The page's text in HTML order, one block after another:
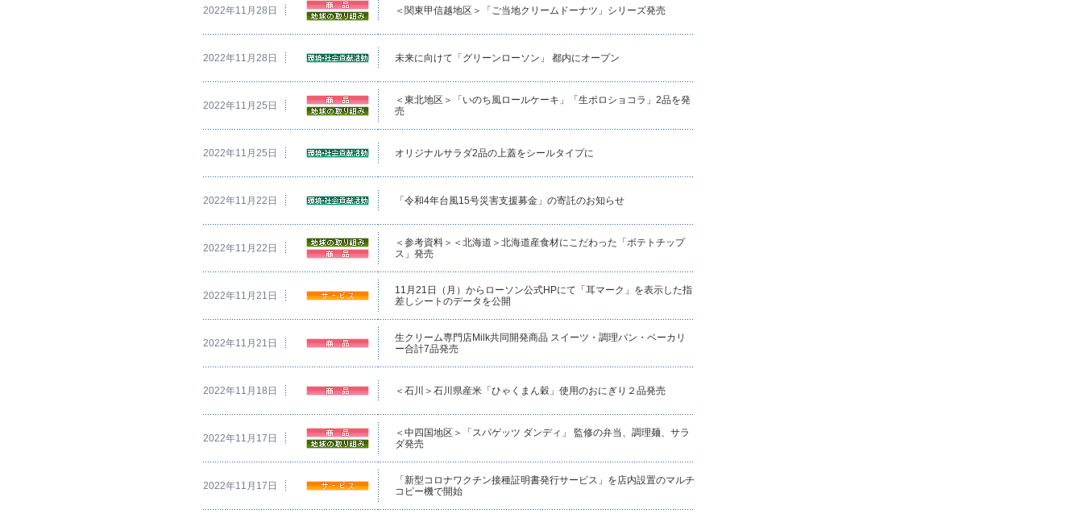
2022年11月28日 ＜関東甲信越地区＞「ご当地クリームドーナツ」シリーズ発売
2022年11月28日 未来に向けて「グリーンローソン」 都内にオープン
2022年11月25日
＜東北地区＞「いのち風ロールケーキ」「生ポロショコラ」2品を発
売
2022年11月25日 オリジナルサラダ2品の上蓋をシールタイプに
2022年11月22日 「令和4年台風15号災害支援募金」の寄託のお知らせ
2022年11月22日
＜参考資料＞＜北海道＞北海道産食材にこだわった「ポテトチップ
ス」発売
2022年11月21日
11月21日（月）からローソン公式HPにて「耳マーク」を表示した指
差しシートのデータを公開
2022年11月21日
生クリーム専門店Milk共同開発商品 スイーツ・調理パン・ベーカリ
ー合計7品発売
2022年11月18日 ＜石川＞石川県産米「ひゃくまん穀」使用のおにぎり２品発売
2022年11月17日
＜中四国地区＞「スパゲッツ ダンディ」 監修の弁当、調理麺、サラ
ダ発売
2022年11月17日
「新型コロナワクチン接種証明書発行サービス」を店内設置のマルチ
コピー機で開始